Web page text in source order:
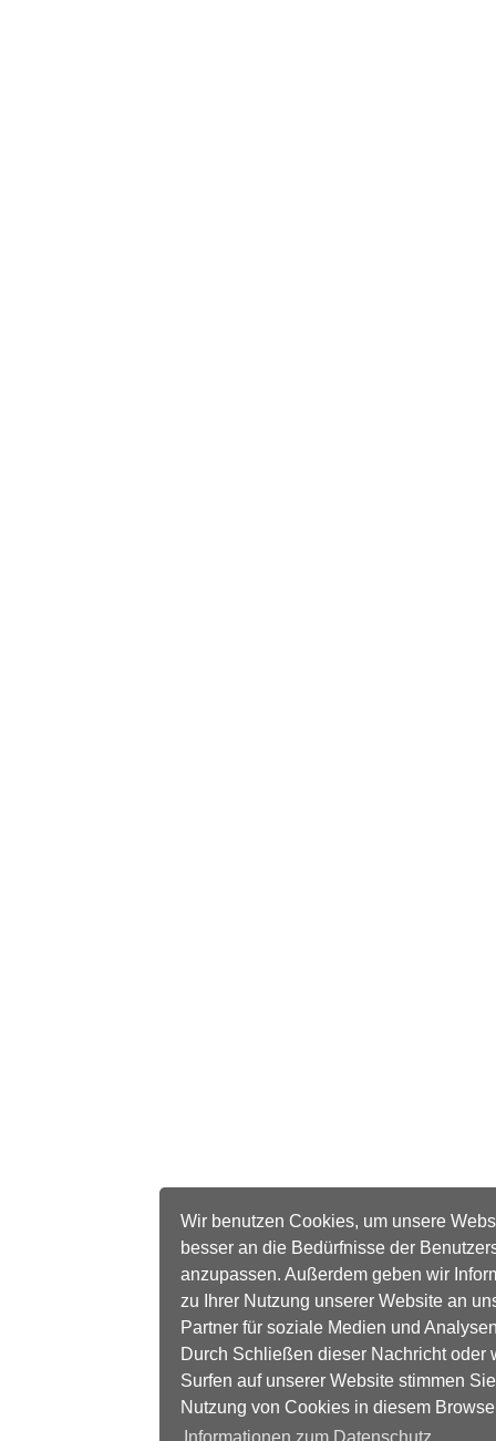
Wir benutzen Cookies, um unsere
besser an die Bedürfnisse der
anzupassen. Außerdem geben wir
zu Ihrer Nutzung unserer Website an
Partner für soziale Medien und
Durch Schließen dieser Nachricht oder
Surfen auf unserer Website stimmen
Nutzung von Cookies in diesem